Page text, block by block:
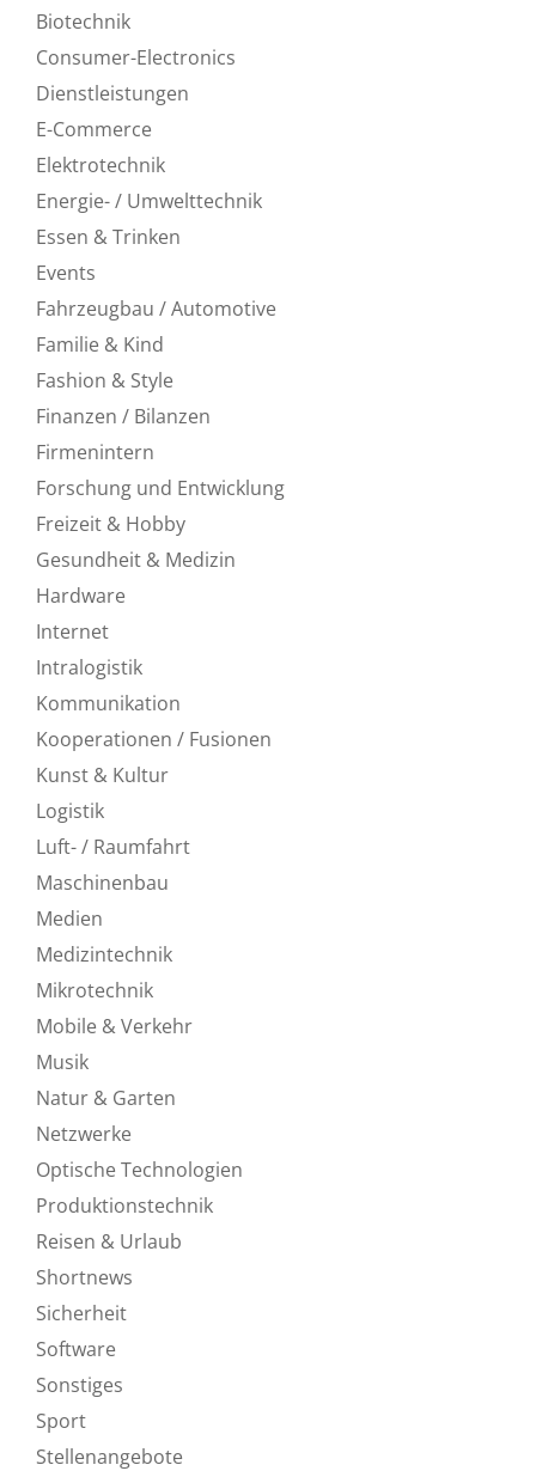
Biotechnik
Consumer-Electronics
Dienstleistungen
E-Commerce
Elektrotechnik
Energie- / Umwelttechnik
Essen & Trinken
Events
Fahrzeugbau / Automotive
Familie & Kind
Fashion & Style
Finanzen / Bilanzen
Firmenintern
Forschung und Entwicklung
Freizeit & Hobby
Gesundheit & Medizin
Hardware
Internet
Intralogistik
Kommunikation
Kooperationen / Fusionen
Kunst & Kultur
Logistik
Luft- / Raumfahrt
Maschinenbau
Medien
Medizintechnik
Mikrotechnik
Mobile & Verkehr
Musik
Natur & Garten
Netzwerke
Optische Technologien
Produktionstechnik
Reisen & Urlaub
Shortnews
Sicherheit
Software
Sonstiges
Sport
Stellenangebote